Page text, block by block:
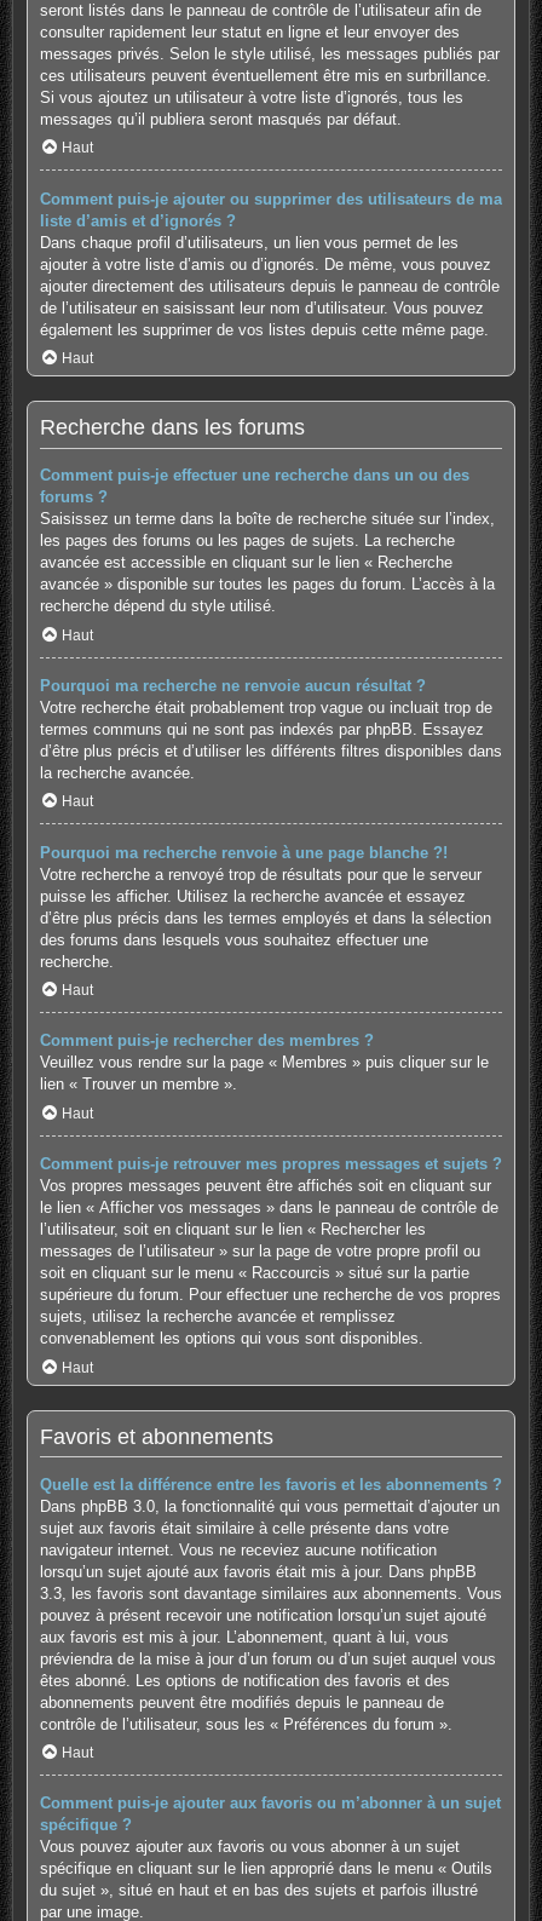
seront listés dans le panneau de contrôle de l’utilisateur afin de
consulter rapidement leur statut en ligne et leur envoyer des
messages privés. Selon le style utilisé, les messages publiés par
ces utilisateurs peuvent éventuellement être mis en surbrillance.
Si vous ajoutez un utilisateur à votre liste d’ignorés, tous les
messages qu’il publiera seront masqués par défaut.
Haut
Comment puis-je ajouter ou supprimer des utilisateurs de ma
liste d’amis et d’ignorés ?
Dans chaque profil d’utilisateurs, un lien vous permet de les
ajouter à votre liste d’amis ou d’ignorés. De même, vous pouvez
ajouter directement des utilisateurs depuis le panneau de contrôle
de l’utilisateur en saisissant leur nom d’utilisateur. Vous pouvez
également les supprimer de vos listes depuis cette même page.
Haut
Recherche dans les forums
Comment puis-je effectuer une recherche dans un ou des
forums ?
Saisissez un terme dans la boîte de recherche située sur l’index,
les pages des forums ou les pages de sujets. La recherche
avancée est accessible en cliquant sur le lien « Recherche
avancée » disponible sur toutes les pages du forum. L’accès à la
recherche dépend du style utilisé.
Haut
Pourquoi ma recherche ne renvoie aucun résultat ?
Votre recherche était probablement trop vague ou incluait trop de
termes communs qui ne sont pas indexés par phpBB. Essayez
d’être plus précis et d’utiliser les différents filtres disponibles dans
la recherche avancée.
Haut
Pourquoi ma recherche renvoie à une page blanche ?!
Votre recherche a renvoyé trop de résultats pour que le serveur
puisse les afficher. Utilisez la recherche avancée et essayez
d’être plus précis dans les termes employés et dans la sélection
des forums dans lesquels vous souhaitez effectuer une
recherche.
Haut
Comment puis-je rechercher des membres ?
Veuillez vous rendre sur la page « Membres » puis cliquer sur le
lien « Trouver un membre ».
Haut
Comment puis-je retrouver mes propres messages et sujets ?
Vos propres messages peuvent être affichés soit en cliquant sur
le lien « Afficher vos messages » dans le panneau de contrôle de
l’utilisateur, soit en cliquant sur le lien « Rechercher les
messages de l’utilisateur » sur la page de votre propre profil ou
soit en cliquant sur le menu « Raccourcis » situé sur la partie
supérieure du forum. Pour effectuer une recherche de vos propres
sujets, utilisez la recherche avancée et remplissez
convenablement les options qui vous sont disponibles.
Haut
Favoris et abonnements
Quelle est la différence entre les favoris et les abonnements ?
Dans phpBB 3.0, la fonctionnalité qui vous permettait d’ajouter un
sujet aux favoris était similaire à celle présente dans votre
navigateur internet. Vous ne receviez aucune notification
lorsqu’un sujet ajouté aux favoris était mis à jour. Dans phpBB
3.3, les favoris sont davantage similaires aux abonnements. Vous
pouvez à présent recevoir une notification lorsqu’un sujet ajouté
aux favoris est mis à jour. L’abonnement, quant à lui, vous
préviendra de la mise à jour d’un forum ou d’un sujet auquel vous
êtes abonné. Les options de notification des favoris et des
abonnements peuvent être modifiés depuis le panneau de
contrôle de l’utilisateur, sous les « Préférences du forum ».
Haut
Comment puis-je ajouter aux favoris ou m’abonner à un sujet
spécifique ?
Vous pouvez ajouter aux favoris ou vous abonner à un sujet
spécifique en cliquant sur le lien approprié dans le menu « Outils
du sujet », situé en haut et en bas des sujets et parfois illustré
par une image.